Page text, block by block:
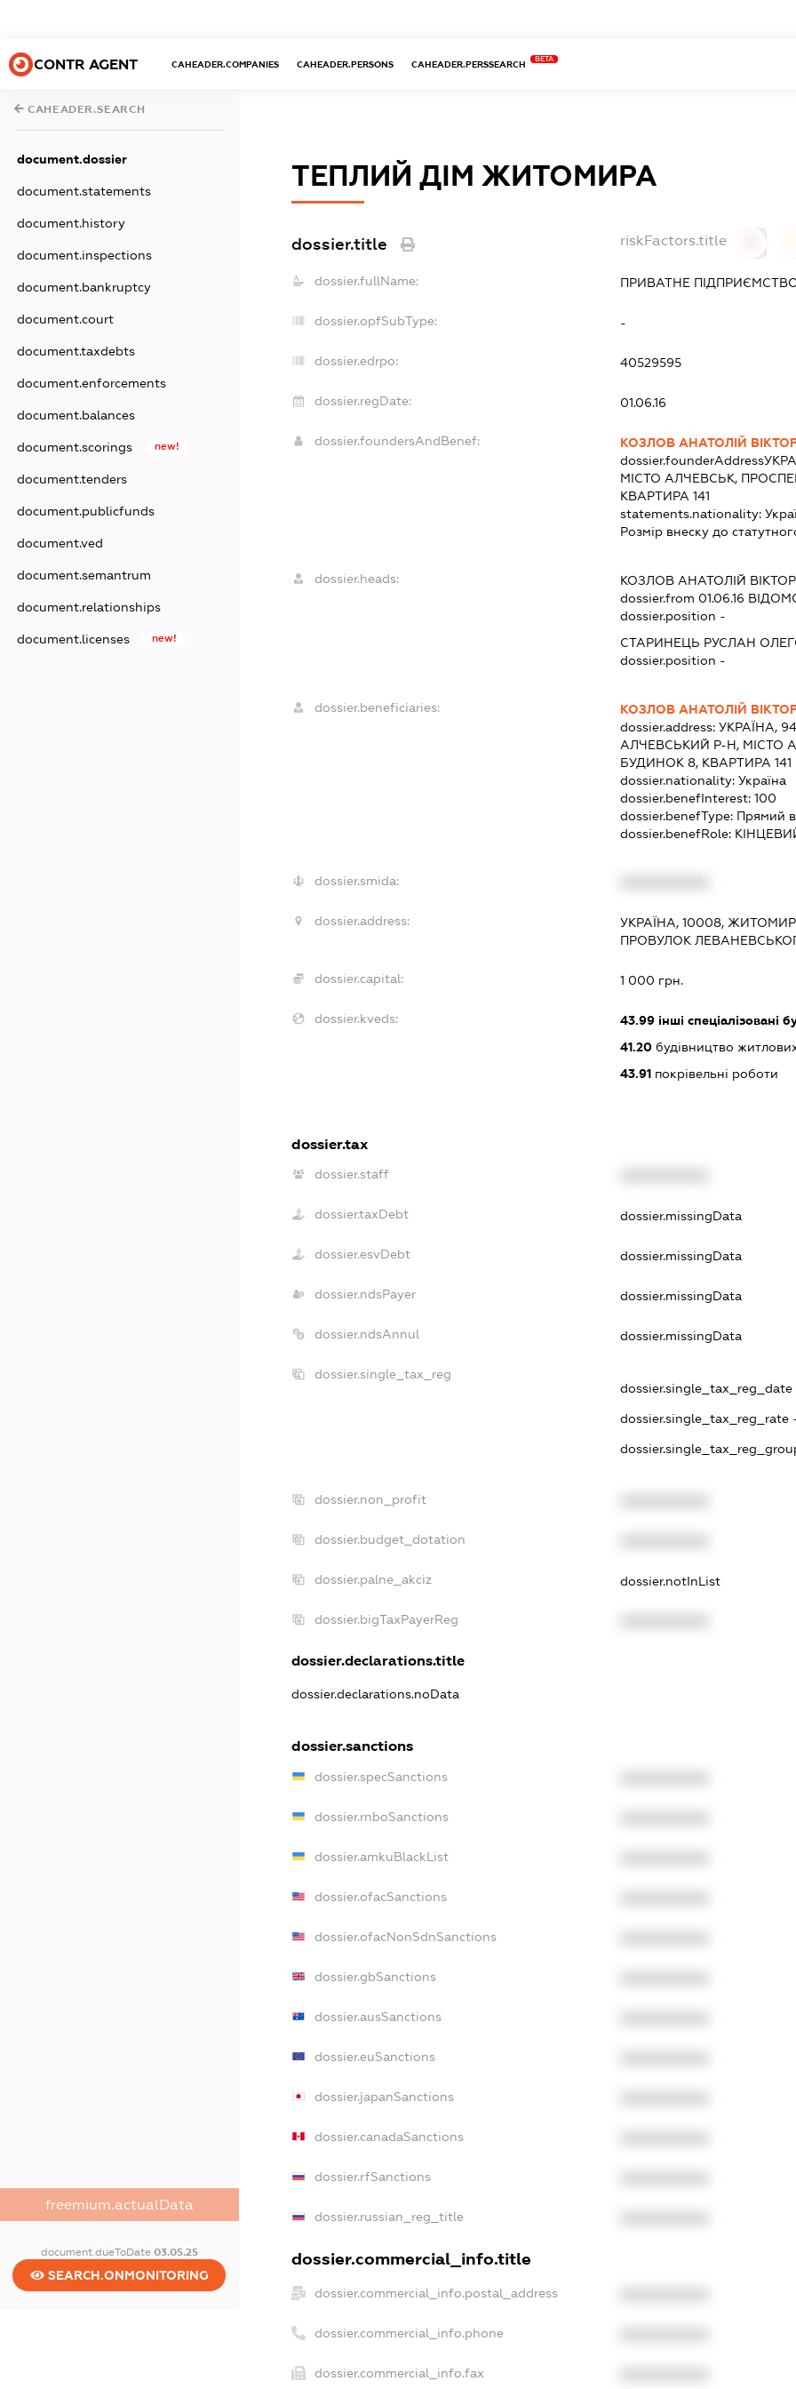
CONTR AGENT CAHEADER.COMPANIES CAHEADER.PERSONS CAHEADER.PERSSEARCH
BETA
CAHEADER.SEARCH
document.dossier
document.statements
document.history
document.inspections
document.bankruptcy
document.court
document.taxdebts
document.enforcements
document.balances
document.scorings new!
document.tenders
document.publicfunds
document.ved
document.semantrum
document.relationships
document.licenses new!
freemium.actualData
document.dueToDate 03.05.25
SEARCH.ONMONITORING
ТЕПЛИЙ ДІМ ЖИТОМИРА
dossier.title riskFactors.title
dossier.fullName: ПРИВАТНЕ
dossier.opfSubType: -
dossier.edrpo: 40529595
dossier.regDate: 01.06.16
dossier.foundersAndBenef:
КОЗЛОВ АНАТОЛІЙ
dossier.founderAddress
МІСТО АЛЧЕВСЬК,
КВАРТИРА 141
statements.nationality:
Розмір внеску до
dossier.heads: КОЗЛОВ АНАТОЛІЙ
dossier.from 01.06.16
dossier.position -
СТАРИНЕЦЬ РУСЛАН
dossier.position -
dossier.beneficiaries:
КОЗЛОВ АНАТОЛІЙ
dossier.address:УКРАЇНА,
АЛЧЕВСЬКИЙ Р-Н, МІСТО
БУДИНОК 8, КВАРТИРА 141
dossier.nationality:Україна
dossier.benefInterest:100
dossier.benefType: Прямий
dossier.benefRole:
dossier.smida:
dossier.address:
УКРАЇНА, 10008,
ПРОВУЛОК
dossier.capital: 1 000 грн.
dossier.kveds: 43.99 інші спеціалізовані
41.20 будівництво
43.91 покрівельні роботи
dossier.tax
dossier.staff
dossier.taxDebt dossier.missingData
dossier.esvDebt dossier.missingData
dossier.ndsPayer dossier.missingData
dossier.ndsAnnul dossier.missingData
dossier.single_tax_reg
dossier.single_tax_reg_date
dossier.single_tax_reg_rate
dossier.non_profit
dossier.budget_dotation
dossier.palne_akciz dossier.notInList
dossier.bigTaxPayerReg
dossier.declarations.title
dossier.declarations.noData
dossier.sanctions
dossier.specSanctions
dossier.rnboSanctions
dossier.amkuBlackList
dossier.ofacSanctions
dossier.ofacNonSdnSanctions
dossier.gbSanctions
dossier.ausSanctions
dossier.euSanctions
dossier.japanSanctions
dossier.canadaSanctions
dossier.rfSanctions
dossier.russian_reg_title
dossier.commercial_info.title
dossier.commercial_info.postal_address
dossier.commercial_info.phone
dossier.commercial_info.fax